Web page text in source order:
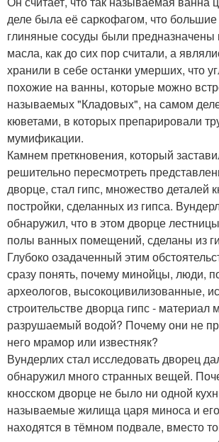
деле была её саркофагом, что
глиняные сосуды были предназначены
масла, как до сих пор считали, а
хранили в себе останки умерших, что
похожие на ванны, которые можно
называемых "Кладовых", на самом
кюветами, в которых препарировали
мумификации.
Камнем преткновения, который
решительно пересмотреть
дворце, стал гипс, множество деталей
постройки, сделанных из гипса.
обнаружил, что в этом дворце
полы ванных помещений, сделаны из
Глубоко озадаченный этим
сразу понять, почему минойцы, люди,
археологов, высокоцивилизованные,
строительстве дворца гипс - материал
разрушаемый водой? Почему они не
него мрамор или известняк?
Вундерлих стал исследовать дворец
обнаружил много странных вещей.
кносском дворце не было ни одной
называемые жилища царя миноса и
находятся в тёмном подвале, вместо